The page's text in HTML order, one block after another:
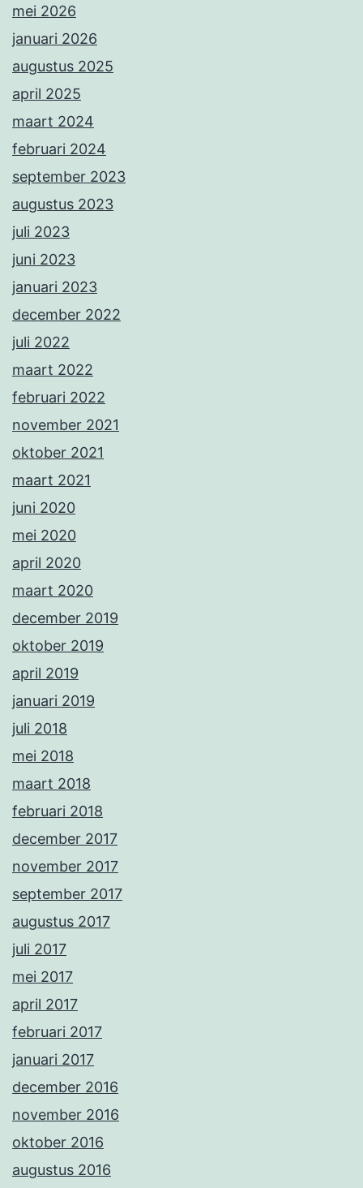
mei 2026
januari 2026
augustus 2025
april 2025
maart 2024
februari 2024
september 2023
augustus 2023
juli 2023
juni 2023
januari 2023
december 2022
juli 2022
maart 2022
februari 2022
november 2021
oktober 2021
maart 2021
juni 2020
mei 2020
april 2020
maart 2020
december 2019
oktober 2019
april 2019
januari 2019
juli 2018
mei 2018
maart 2018
februari 2018
december 2017
november 2017
september 2017
augustus 2017
juli 2017
mei 2017
april 2017
februari 2017
januari 2017
december 2016
november 2016
oktober 2016
augustus 2016